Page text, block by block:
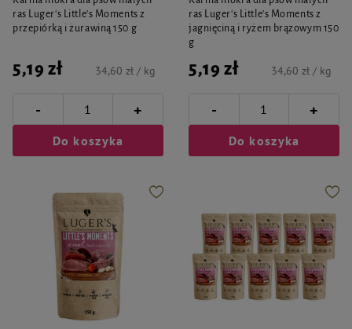
ras Luger's Little's Moments z
przepiórką i żurawiną 150 g
5,19 zł 34,60 zł / kg
- +
Do koszyka
ras Luger's Little's Moments z
jagnięciną i ryżem brązowym 150
g
5,19 zł 34,60 zł / kg
- +
Do koszyka